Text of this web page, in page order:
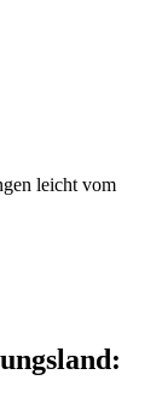
leicht vom
: